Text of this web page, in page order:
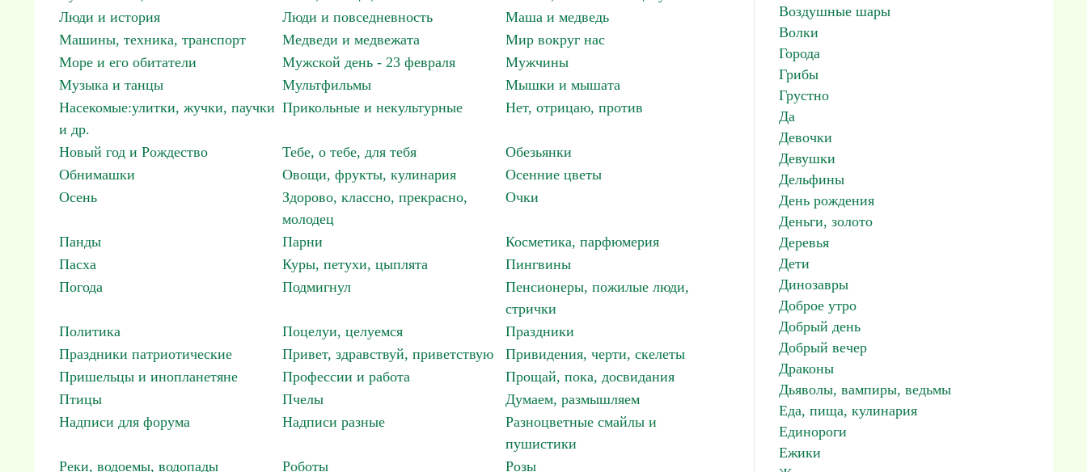
Люди и история
Люди и повседневность
Маша и медведь
Машины, техника, транспорт
Медведи и медвежата
Мир вокруг нас
Море и его обитатели
Мужской день - 23 февраля
Мужчины
Музыка и танцы
Мультфильмы
Мышки и мышата
Насекомые:улитки, жучки, паучки
и др.
Прикольные и некультурные Нет, отрицаю, против
Новый год и Рождество Тебе, о тебе, для тебя
Обезьянки
Обнимашки
Овощи, фрукты, кулинария
Осенние цветы
Осень
Здорово, классно, прекрасно,
молодец
Очки
Панды Парни
Косметика, парфюмерия
Пасха
Куры, петухи, цыплята
Пингвины
Погода
Подмигнул
Пенсионеры, пожилые люди,
стрички
Политика
Поцелуи, целуемся
Праздники
Праздники патриотические
Привет, здравствуй, приветствую
Привидения, черти, скелеты
Пришельцы и инопланетяне
Профессии и работа
Прощай, пока, досвидания
Птицы
Пчелы
Думаем, размышляем
Надписи для форума
Надписи разные
Разноцветные смайлы и
пушистики
Реки, водоемы, водопады
Роботы
Розы
Воздушные шары
Волки
Города
Грибы
Грустно
Да
Девочки
Девушки
Дельфины
День рождения
Деньги, золото
Деревья
Дети
Динозавры
Доброе утро
Добрый день
Добрый вечер
Драконы
Дьяволы, вампиры, ведьмы
Еда, пища, кулинария
Единороги
Ежики